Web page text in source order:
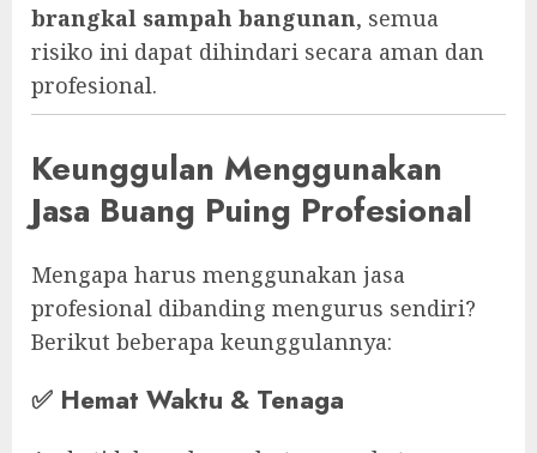
brangkal sampah bangunan, semua
risiko ini dapat dihindari secara aman dan
profesional.
Keunggulan Menggunakan
Jasa Buang Puing Profesional
Mengapa harus menggunakan jasa
profesional dibanding mengurus sendiri?
Berikut beberapa keunggulannya:
✅ Hemat Waktu & Tenaga